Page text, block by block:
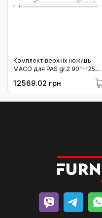
Комплект верхніх ножиць
МАСО для PAS gr.2 901-1250
12569.02 грн